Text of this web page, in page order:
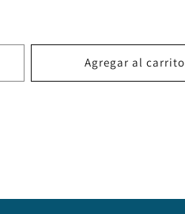
Agregar al carrito